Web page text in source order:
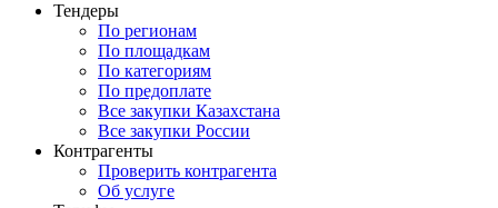
Тендеры
По регионам
По площадкам
По категориям
По предоплате
Все закупки Казахстана
Все закупки России
Контрагенты
Проверить контрагента
Об услуге